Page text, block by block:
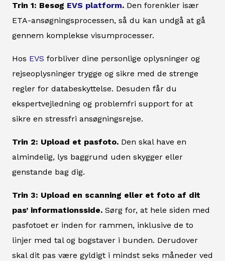
Trin 1: Besøg EVS platform. Den forenkler især
ETA-ansøgningsprocessen, så du kan undgå at gå
gennem komplekse visumprocesser.
Hos EVS forbliver dine personlige oplysninger og
rejseoplysninger trygge og sikre med de strenge
regler for databeskyttelse. Desuden får du
ekspertvejledning og problemfri support for at
sikre en stressfri ansøgningsrejse.
Trin 2: Upload et pasfoto. Den skal have en
almindelig, lys baggrund uden skygger eller
genstande bag dig.
Trin 3: Upload en scanning eller et foto af dit
pas’ informationsside. Sørg for, at hele siden med
pasfotoet er inden for rammen, inklusive de to
linjer med tal og bogstaver i bunden. Derudover
skal dit pas være gyldigt i mindst seks måneder ved